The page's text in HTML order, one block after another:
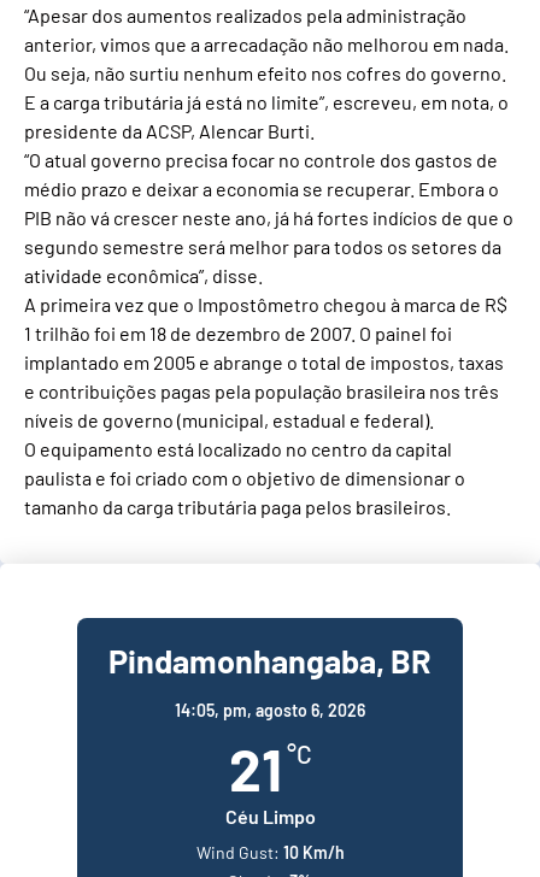
“Apesar dos aumentos realizados pela administração
anterior, vimos que a arrecadação não melhorou em nada.
Ou seja, não surtiu nenhum efeito nos cofres do governo.
E a carga tributária já está no limite”, escreveu, em nota, o
presidente da ACSP, Alencar Burti.
“O atual governo precisa focar no controle dos gastos de
médio prazo e deixar a economia se recuperar. Embora o
PIB não vá crescer neste ano, já há fortes indícios de que o
segundo semestre será melhor para todos os setores da
atividade econômica”, disse.
A primeira vez que o Impostômetro chegou à marca de R$
1 trilhão foi em 18 de dezembro de 2007. O painel foi
implantado em 2005 e abrange o total de impostos, taxas
e contribuições pagas pela população brasileira nos três
níveis de governo (municipal, estadual e federal).
O equipamento está localizado no centro da capital
paulista e foi criado com o objetivo de dimensionar o
tamanho da carga tributária paga pelos brasileiros.
Pindamonhangaba, BR
14:05, pm, agosto 6, 2026
21 °C
Céu Limpo
Wind Gust: 10 Km/h